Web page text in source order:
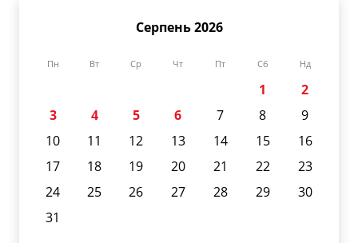
Серпень 2026
Пн Вт Ср Чт Пт Сб Нд
1
2
3
4 5 6 7 8
9
10
11 12 13 14 15
16
17
18 19 20 21 22
23
24
25 26 27 28 29
30
31